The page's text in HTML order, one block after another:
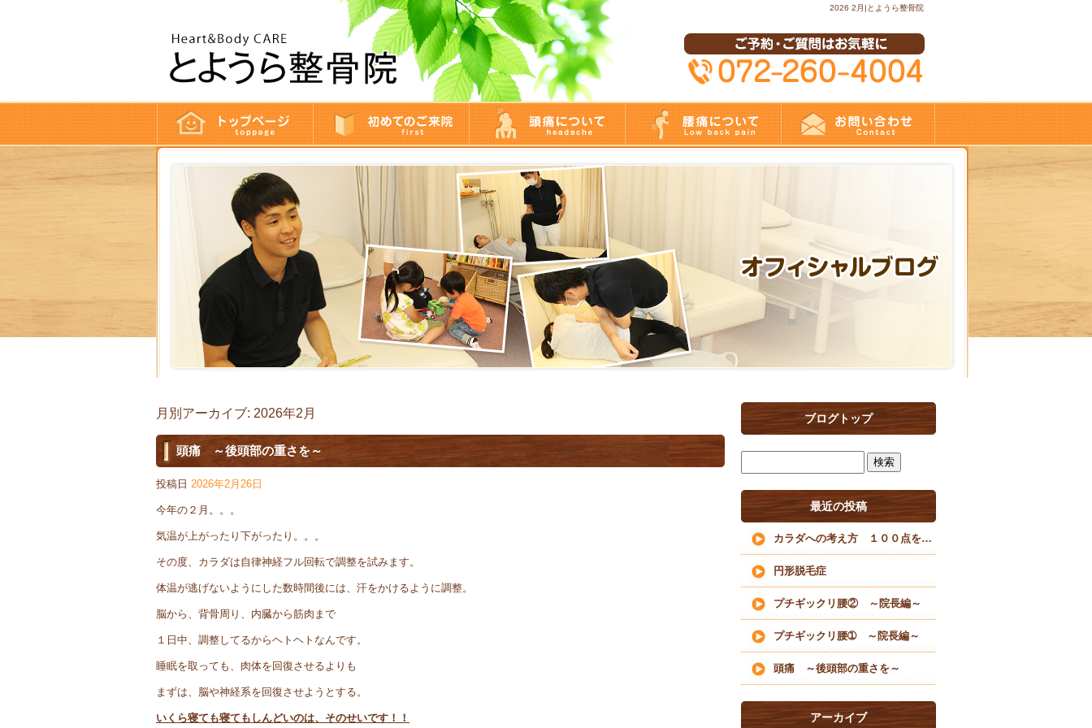
2026 2月|とようら整骨院
月別アーカイブ: 2026年2月
頭痛 ～後頭部の重さを～
投稿日 2026年2月26日
今年の２月。。。
気温が上がったり下がったり。。。
その度、カラダは自律神経フル回転で調整を試みます。
体温が逃げないようにした数時間後には、汗をかけるように調整。
脳から、背骨周り、内臓から筋肉まで
１日中、調整してるからヘトヘトなんです。
睡眠を取っても、肉体を回復させるよりも
まずは、脳や神経系を回復させようとする。
いくら寝ても寝てもしんどいのは、そのせいです！！
ブログトップ
最近の投稿
カラダへの考え方 １００点を目指すな
円形脱毛症
プチギックリ腰② ～院長編～
プチギックリ腰➀ ～院長編～
頭痛 ～後頭部の重さを～
アーカイブ